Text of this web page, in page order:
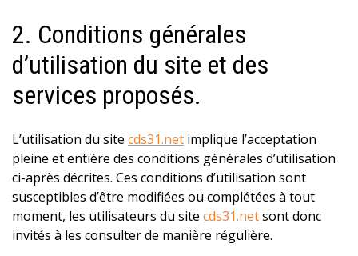
2. Conditions générales
d’utilisation du site et des
services proposés.
L’utilisation du site cds31.net implique l’acceptation
pleine et entière des conditions générales d’utilisation
ci-après décrites. Ces conditions d’utilisation sont
susceptibles d’être modifiées ou complétées à tout
moment, les utilisateurs du site cds31.netsont donc
invités à les consulter de manière régulière.